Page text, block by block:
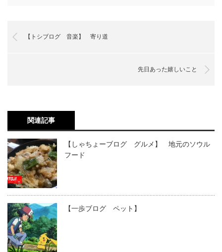
【トシブログ 音楽】 寄り道
先日あった嬉しいこと
関連記事
【しゃちょーブログ グルメ】 地元のソウル
フード
【一歩ブログ ペット】